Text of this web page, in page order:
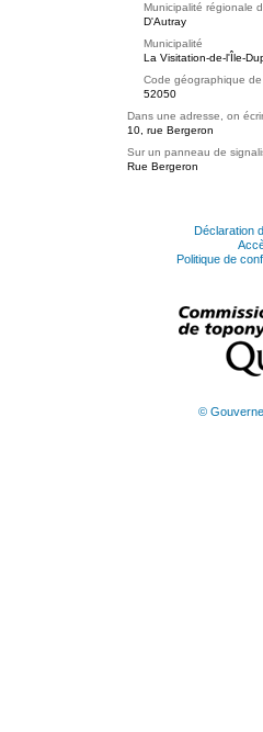
Municipalité régionale
D'Autray
Municipalité
La Visitation-de-l'Île-
Code géographique de
52050
Dans une adresse, on
10, rue Bergeron
Sur un panneau de
Rue Bergeron
Déclaration
Politique de
©